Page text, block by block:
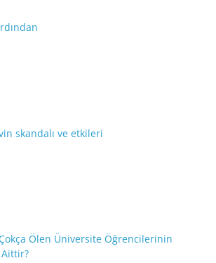
skandalı ve etkileri
Ölen Üniversite Öğrencilerinin